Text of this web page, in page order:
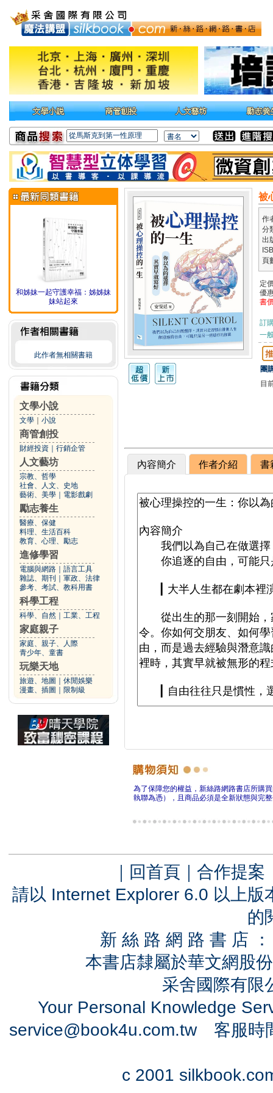
和姊妹一起守護幸福：姊姊妹
妹站起來
此作者無相關書籍
文學小說
文學 小說
商管創投
財經投資 行銷企管
人文藝坊
宗教、哲學
社會、人文、史地
藝術、美學
電影戲劇
勵志養生
醫療、保健
料理、生活百科
教育、心理、勵志
進修學習
電腦與網路
語言工具
雜誌、期刊
軍政、法律
參考、考試、教科用書
科學工程
科學、自然 工業、工程
家庭親子
家庭、親子、人際
青少年、童書
玩樂天地
旅遊、地圖
休閒娛樂
漫畫、插圖
限制級
被
作
分
出
頁
定
優
書
訂
一
團
目
內容簡介 作者介紹 書
為了保障您的權益，新絲路網路書店所購
執聯為憑），且商品必須是全新狀態與完
｜ 回首頁 ｜ 合作提案
請以 Internet Explorer 6.0 以上
的
新 絲 路 網 路 書 店
本書店隸屬於華文網股
采舍國際有
Your Personal Knowledge
service@book4u.com.tw客服時
c 2001